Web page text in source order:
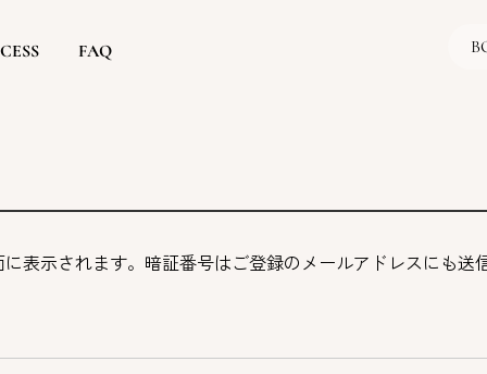
FAQ
表示されます。暗証番号はご登録のメールアドレスにも送